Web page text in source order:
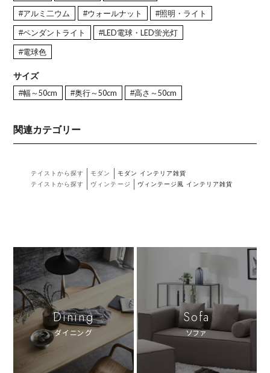
#アルミ二ウム #ウォールナット #照明・ライト
#ペンダントライト #LED電球・LED蛍光灯
#電球色
サイズ
#幅～50cm #奥行～50cm #高さ～50cm
関連カテゴリー
テイストから探す モダン
モダン インテリア雑貨
テイストから探す
ヴィンテージ ヴィンテージ風 インテリア雑貨
Dining
ダイニング
Sofa
ソファ